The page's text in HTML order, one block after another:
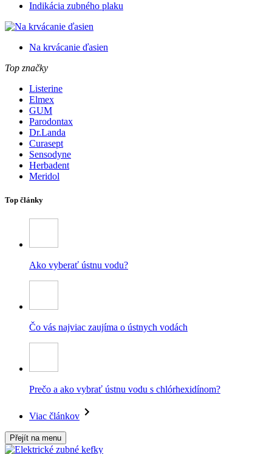
Indikácia zubného plaku
Na krvácanie ďasien
Top značky
Listerine
Elmex
GUM
Parodontax
Dr.Landa
Curasept
Sensodyne
Herbadent
Meridol
Top články
Ako vyberať ústnu vodu?
Čo vás najviac zaujíma o ústnych vodách
Prečo a ako vybrať ústnu vodu s chlórhexidínom?
Viac článkov
Přejít na menu